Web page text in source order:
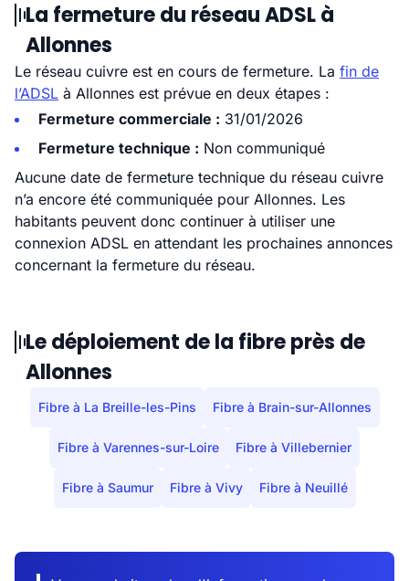
La fermeture du réseau ADSL à
Allonnes
Le réseau cuivre est en cours de fermeture. La fin de
l’ADSL à Allonnes est prévue en deux étapes :
Fermeture commerciale : 31/01/2026
Fermeture technique : Non communiqué
Aucune date de fermeture technique du réseau cuivre
n’a encore été communiquée pour Allonnes. Les
habitants peuvent donc continuer à utiliser une
connexion ADSL en attendant les prochaines annonces
concernant la fermeture du réseau.
Le déploiement de la fibre près de
Allonnes
Fibre à La Breille-les-Pins Fibre à Brain-sur-Allonnes
Fibre à Varennes-sur-Loire Fibre à Villebernier
Fibre à Saumur Fibre à Vivy Fibre à Neuillé